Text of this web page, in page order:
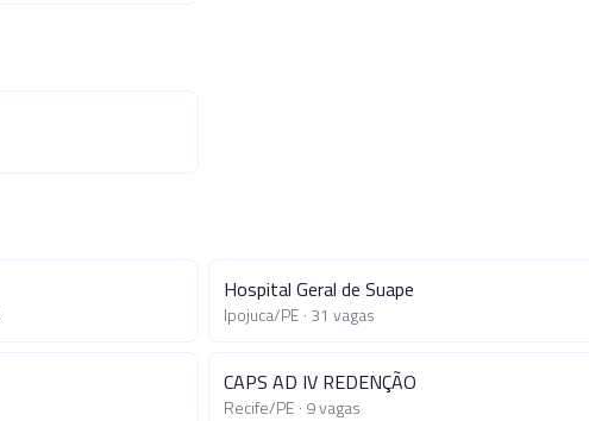
Hospital Geral de Suape
Ipojuca/PE · 31 vagas
CAPS AD IV REDENÇÃO
Recife/PE · 9vagas